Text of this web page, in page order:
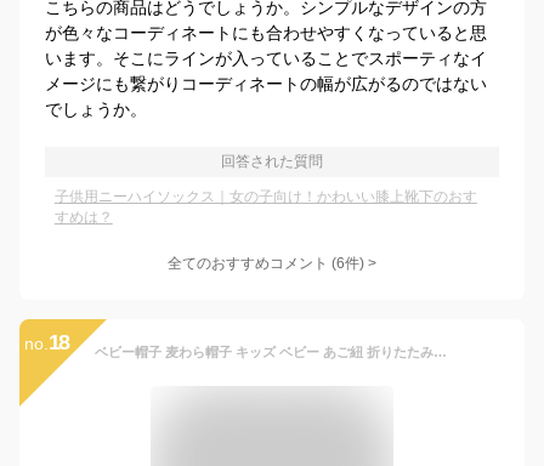
こちらの商品はどうでしょうか。シンプルなデザインの方
が色々なコーディネートにも合わせやすくなっていると思
います。そこにラインが入っていることでスポーティなイ
メージにも繋がりコーディネートの幅が広がるのではない
でしょうか。
回答された質問
子供用ニーハイソックス｜女の子向け！かわいい膝上靴下のおす
すめは？
全てのおすすめコメント (6件) >
no. 18 ベビー帽子 麦わら帽子 キッズ ベビー あご紐 折りたたみ キッズ UVカット 帽子 ストローハット 花 リボン 麦わらハット 夏 帽子 女の子 日よけ 日焼け対策 紫外線対策 サンハット バケットハット 夏用 子供帽子 赤ちゃん お出かけ お散歩 かわいい 海辺 48cm 52cm